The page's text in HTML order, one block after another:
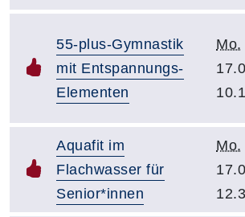
55-plus-Gymnastik
mit Entspannungs-
Elementen
Mo.
Aquafit im
Flachwasser für
Senior*innen
Mo.